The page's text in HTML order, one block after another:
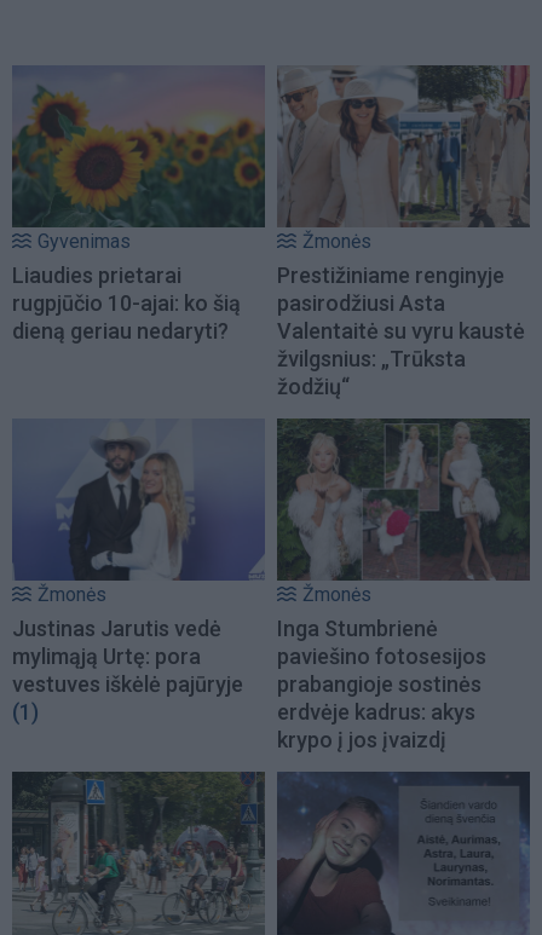
Gyvenimas
Liaudies prietarai
rugpjūčio 10-ajai: ko šią
dieną geriau nedaryti?
Žmonės
Prestižiniame renginyje
pasirodžiusi Asta
Valentaitė su vyru kaustė
žvilgsnius: „Trūksta
žodžių“
Žmonės
Justinas Jarutis vedė
mylimąją Urtę: pora
vestuves iškėlė pajūryje
(1)
Žmonės
Inga Stumbrienė
paviešino fotosesijos
prabangioje sostinės
erdvėje kadrus: akys
krypo į jos įvaizdį